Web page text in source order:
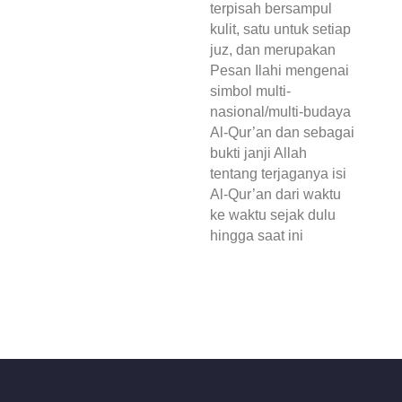
terpisah bersampul
kulit, satu untuk setiap
juz, dan merupakan
Pesan Ilahi mengenai
simbol multi-
nasional/multi-budaya
Al-Qur’an dan sebagai
bukti janji Allah
tentang terjaganya isi
Al-Qur’an dari waktu
ke waktu sejak dulu
hingga saat ini